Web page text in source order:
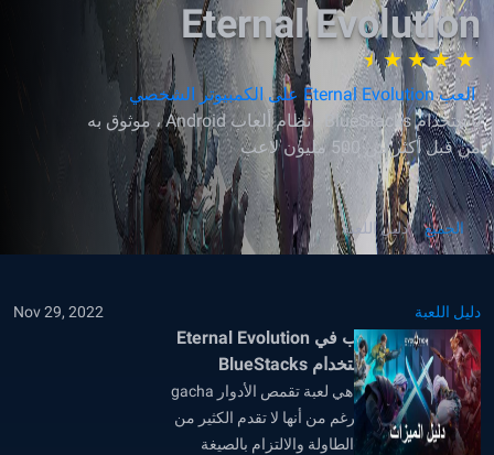
Eternal Evolution
العب Eternal Evolution على الكمبيوتر الشخصي
باستخدام BlueStacks - نظام ألعاب Android ، موثوق به
من قبل أكثر من 500 مليون لاعب
الجميع دليل اللعبة
دليل اللعبة Nov 29, 2022
كيفية تحسين اللعب في Eternal Evolution
على الكمبيوتر باستخدام BlueStacks
Eternal Revolution هي لعبة تقمص الأدوار gacha
الرائعة التي ، على الرغم من أنها لا تقدم الكثير من
الأشياء الجديدة على الطاولة والالتزام بالصيغة